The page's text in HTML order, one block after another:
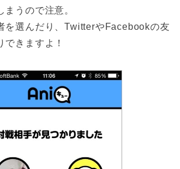
まうので注意。
を選んだり、TwitterやFacebookの友
できますよ！